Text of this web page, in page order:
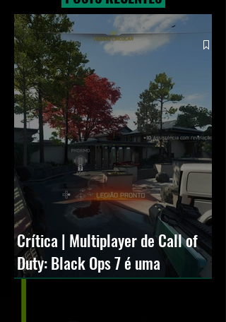
grandes lançamentos
Crítica | Multiplayer de Call of
Duty: Black Ops 7 é uma
experiência positiva, divertida e